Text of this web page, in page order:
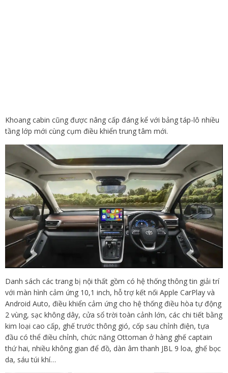
Khoang cabin cũng được nâng cấp đáng kể với bảng táp-lô nhiều
tầng lớp mới cùng cụm điều khiển trung tâm mới.
Danh sách các trang bị nội thất gồm có hệ thống thông tin giải trí
với màn hình cảm ứng 10,1 inch, hỗ trợ kết nối Apple CarPlay và
Android Auto, điều khiển cảm ứng cho hệ thống điều hòa tự động
2 vùng, sạc không dây, cửa sổ trời toàn cảnh lớn, các chi tiết bằng
kim loại cao cấp, ghế trước thông gió, cốp sau chỉnh điện, tựa
đầu có thể điều chỉnh, chức năng Ottoman ở hàng ghế captain
thứ hai, nhiều không gian để đồ, dàn âm thanh JBL 9 loa, ghế bọc
da, sáu túi khí…